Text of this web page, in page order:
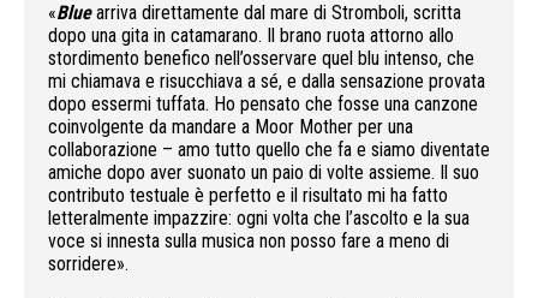
«Bluearriva direttamente dal mare di Stromboli, scritta
dopo una gita in catamarano. Il brano ruota attorno allo
stordimento benefico nell’osservare quel blu intenso, che
mi chiamava e risucchiava a sé, e dalla sensazione provata
dopo essermi tuffata. Ho pensato che fosse una canzone
coinvolgente da mandare a Moor Mother per una
collaborazione – amo tutto quello che fa e siamo diventate
amiche dopo aver suonato un paio di volte assieme. Il suo
contributo testuale è perfetto e il risultato mi ha fatto
letteralmente impazzire: ogni volta che l’ascolto e la sua
voce si innesta sulla musica non posso fare a meno di
sorridere».